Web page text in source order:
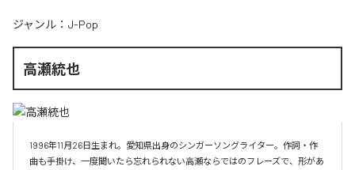
ジャンル： J-Pop
高瀬統也
1996年11月26日生まれ。愛知県出身のシンガーソングライター。作詞・作
曲も手掛け、一度聞いたら忘れられない高瀬ならではのフレーズで、形があ